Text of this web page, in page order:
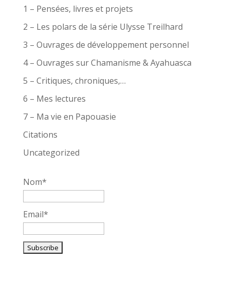
1 – Pensées, livres et projets
2 – Les polars de la série Ulysse Treilhard
3 – Ouvrages de développement personnel
4 – Ouvrages sur Chamanisme & Ayahuasca
5 – Critiques, chroniques,…
6 – Mes lectures
7 – Ma vie en Papouasie
Citations
Uncategorized
Nom*
Email*